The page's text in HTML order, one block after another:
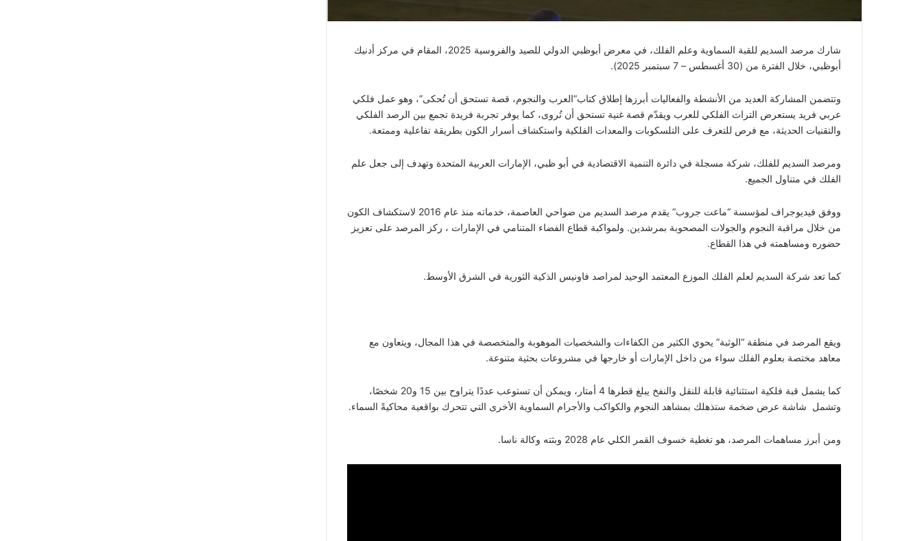
شارك مرصد السديم للقبة السماوية وعلم الفلك، في معرض أبوظبي الدولي للصيد والفروسية 2025، المقام في مركز أدنيك
أبوظبي، خلال الفترة من (30 أغسطس – 7 سبتمبر 2025).
وتتضمن المشاركة العديد من الأنشطة والفعاليات أبرزها إطلاق كتاب”العرب والنجوم، قصة تستحق أن تُحكى”، وهو عمل فلكي
عربي فريد يستعرض التراث الفلكي للعرب ويقدّم قصة غنية تستحق أن تُروى، كما يوفر تجربة فريدة تجمع بين الرصد الفلكي
والتقنيات الحديثة، مع فرص للتعرف على التلسكوبات والمعدات الفلكية واستكشاف أسرار الكون بطريقة تفاعلية وممتعة.
ومرصد السديم للفلك، شركة مسجلة في دائرة التنمية الاقتصادية في أبو ظبي، الإمارات العربية المتحدة وتهدف إلى جعل علم
الفلك في متناول الجميع.
ووفق فيديوجراف لمؤسسة “ماعت جروب” يقدم مرصد السديم من ضواحي العاصمة، خدماته منذ عام 2016 لاستكشاف الكون
من خلال مراقبة النجوم والجولات المصحوبة بمرشدين. ولمواكبة قطاع الفضاء المتنامي في الإمارات ، ركز المرصد على تعزيز
حضوره ومساهمته في هذا القطاع.
كما تعد شركة السديم لعلم الفلك الموزع المعتمد الوحيد لمراصد فاونيس الذكية الثورية في الشرق الأوسط.
ويقع المرصد في منطقة “الوثبة” يحوي الكثير من الكفاءات والشخصيات الموهوبة والمتخصصة في هذا المجال، ويتعاون مع
معاهد مختصة بعلوم الفلك سواء من داخل الإمارات أو خارجها في مشروعات بحثية متنوعة.
كما يشمل قبة فلكية استثنائية قابلة للنقل والنفخ يبلغ قطرها 4 أمتار، ويمكن أن تستوعب عددًا يتراوح بين 15 و20 شخصًا،
وتشمل شاشة عرض ضخمة ستذهلك بمشاهد النجوم والكواكب والأجرام السماوية الأخرى التي تتحرك بواقعية محاكيةً السماء.
ومن أبرز مساهمات المرصد، هو تغطية خسوف القمر الكلي عام 2028 وبثته وكالة ناسا.